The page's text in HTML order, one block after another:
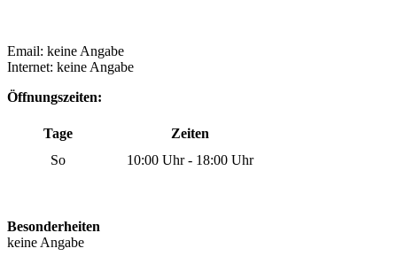
Email: keine Angabe
Internet: keine Angabe
Öffnungszeiten:
Tage
Zeiten
So
10:00 Uhr - 18:00 Uhr
Besonderheiten
keine Angabe